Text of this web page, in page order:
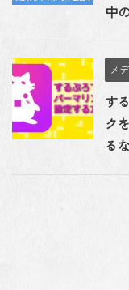
中
メ
す
ク
る